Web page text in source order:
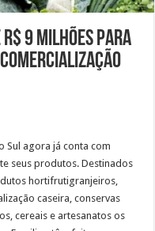
9 milhões para
Sul agora já conta com
seus produtos. Destinados
hortifrutigranjeiros,
caseira, conservas
cereais e artesanatos os